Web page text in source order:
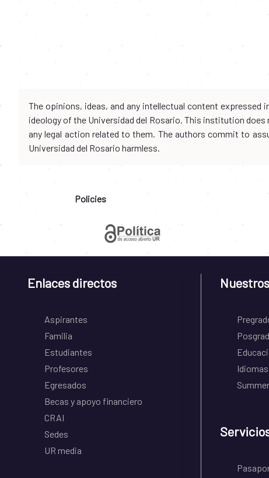
The opinions, ideas, and any intellectual content
ideology of the Universidad del Rosario. This institution
any legal action related to them. The authors commit to
Universidad del Rosario harmless.
Policies
Enlaces directos
Aspirantes
Familia
Estudiantes
Profesores
Egresados
Becas y apoyo financiero
CRAI
Sedes
UR media
Idiomas